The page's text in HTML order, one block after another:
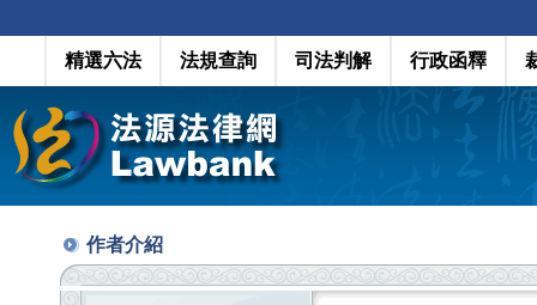
精選六法 法規查詢 司法判解 行政函釋
作者介紹